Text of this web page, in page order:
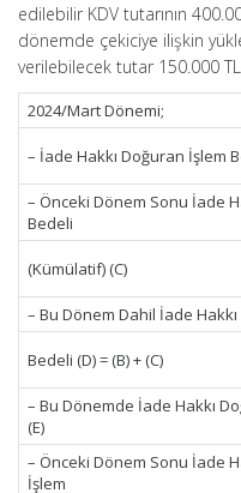
edilebilir KDV tutarının
dönemde çekiciye ilişkin
verilebilecek tutar 150.000
2024/Mart Dönemi;
– İade Hakkı Doğuran İşlem
– Önceki Dönem Sonu İade
Bedeli
(Kümülatif) (C)
– Bu Dönem Dahil İade
Bedeli (D) = (B) + (C)
– Bu Dönemde İade Hakkı
(E)
– Önceki Dönem Sonu İade
İşlem